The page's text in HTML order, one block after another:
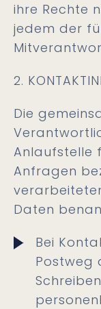
ihre Rechte
jedem der
2.
Die
Anlaufstelle
Anfragen
Daten
Bei
Postweg